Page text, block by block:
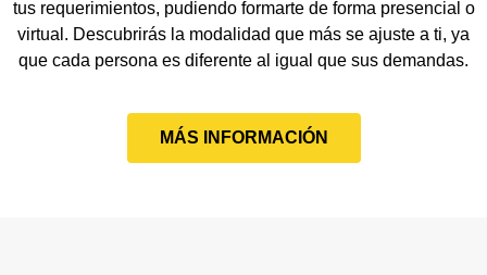
tus requerimientos, pudiendo formarte de forma presencial o
virtual. Descubrirás la modalidad que más se ajuste a ti, ya
que cada persona es diferente al igual que sus demandas.
MÁS INFORMACIÓN